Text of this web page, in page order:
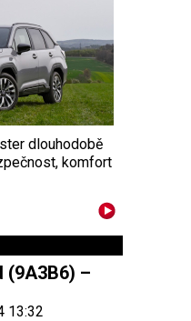
dlouhodobě
komfort
(9A3B6) –
13:32